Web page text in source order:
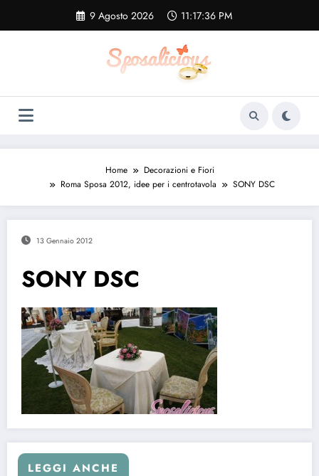
contenuto
9 Agosto 2026 11:17:37 PM
Home
Decorazioni e Fiori
Roma Sposa 2012, idee per i centrotavola
SONY DSC
13 Gennaio 2012
SONY DSC
LEGGI ANCHE